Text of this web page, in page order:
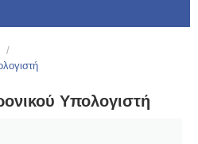
/
Υπολογιστή